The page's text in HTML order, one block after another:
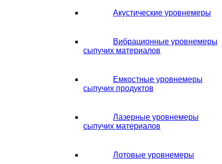
Акустические уровнемеры
Вибрационные уровнемеры
сыпучих материалов
Емкостные уровнемеры
сыпучих продуктов
Лазерные уровнемеры
сыпучих материалов
Лотовые уровнемеры